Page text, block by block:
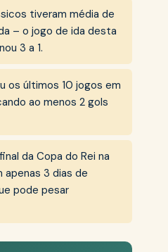
tiveram média de
– o jogo de ida desta
3 a 1.
os últimos 10 jogos em
ao menos 2 gols
da Copa do Rei na
3 dias de
pode pesar